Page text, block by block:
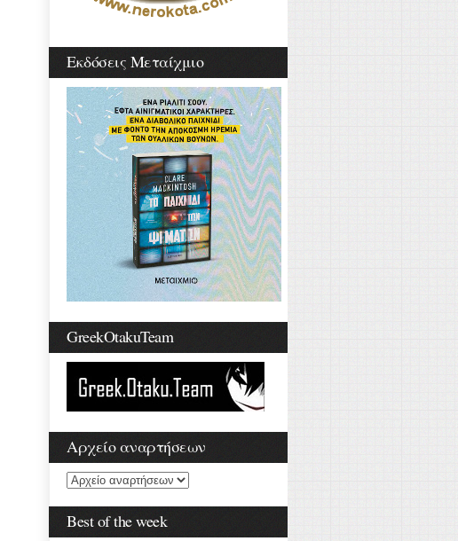
Εκδόσεις Μεταίχμιο
GreekOtakuTeam
Αρχείο αναρτήσεων
Best of the week